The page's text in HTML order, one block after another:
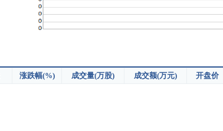
涨跌幅(%) 成交量(万股) 成交额(万元) 开盘价